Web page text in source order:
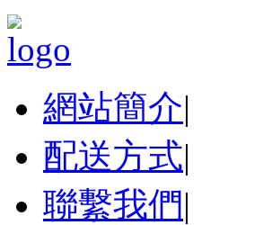
網站簡介|
配送方式|
聯繫我們|